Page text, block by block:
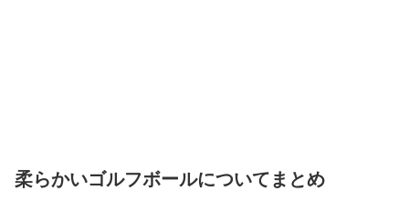
柔らかいゴルフボールについてまとめ